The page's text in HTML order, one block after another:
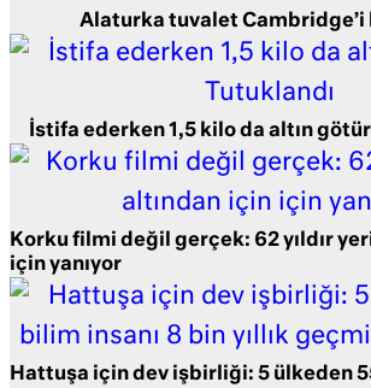
Alaturka tuvalet Cambridge’i
İstifa ederken 1,5 kilo da altın
Korku filmi değil gerçek: 62 yıldır
için yanıyor
Hattuşa için dev işbirliği: 5 ülkeden